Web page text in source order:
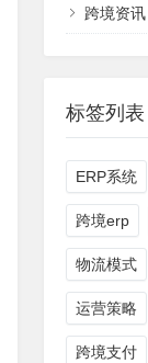
跨境资讯
标签列表
ERP系统
跨境erp
物流模式
运营策略
跨境支付